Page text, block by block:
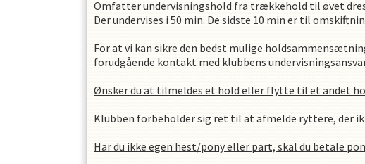
Omfatter undervisningshold fra trækkehold til øvet
Der undervises i 50 min. De sidste 10 min er til
For at vi kan sikre den bedst mulige
forudgående kontakt med klubbens
Ønsker du at tilmeldes et hold eller flytte til et andet
Klubben forbeholder sig ret til at afmelde ryttere, der
Har du ikke egen hest/pony eller part, skal du betale